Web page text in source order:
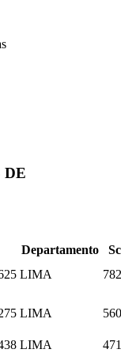
DE
Departamento
LIMA
LIMA
LIMA